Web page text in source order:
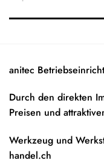
anitec
Durch den direkten
Preisen und
Werkzeug und
handel.ch